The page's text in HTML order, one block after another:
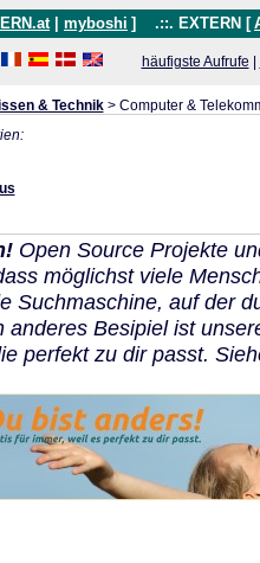
myboshi ] .::. EXTERN [
häufigste Aufrufe
& Technik> Computer &
Open Source Projekte
möglichst viele
Suchmaschine, auf der
anderes Besipiel ist
perfekt zu dir passt.